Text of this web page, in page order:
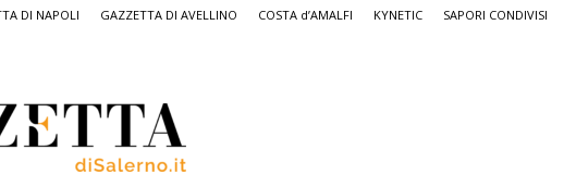
DI NAPOLI GAZZETTA DI AVELLINO COSTA d’AMALFI KYNETIC SAPORI CONDIVISI
Salerno,
il
quotidiano